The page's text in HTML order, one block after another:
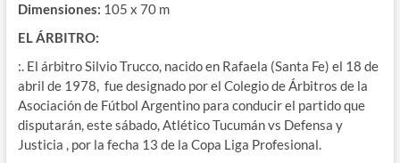
Dimensiones: 105 x 70 m
EL ÁRBITRO:
:. El árbitro Silvio Trucco, nacido en Rafaela (Santa Fe) el 18 de
abril de 1978, fue designado por el Colegio de Árbitros de la
Asociación de Fútbol Argentino para conducir el partido que
disputarán, este sábado, Atlético Tucumán vs Defensa y
Justicia , por la fecha 13 de la Copa Liga Profesional.